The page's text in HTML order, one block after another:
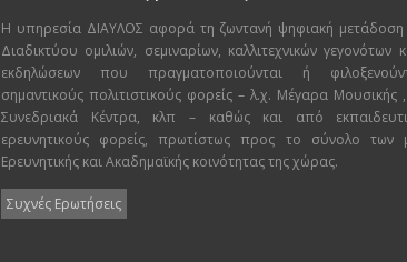
Η υπηρεσία ΔΙΑΥΛΟΣ αφορά τη ζωντανή ψηφιακή
Διαδικτύου ομιλιών, σεμιναρίων, καλλιτεχνικών γεγονότων
εκδηλώσεων που πραγματοποιούνται ή
σημαντικούς πολιτιστικούς φορείς – λ.χ. Μέγαρα Μουσικής
Συνεδριακά Κέντρα, κλπ – καθώς και από
ερευνητικούς φορείς, πρωτίστως προς το σύνολο των
Ερευνητικής και Ακαδημαϊκής κοινότητας της χώρας.
Συχνές Ερωτήσεις